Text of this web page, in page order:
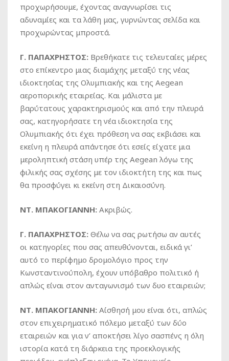
προχωρήσουμε, έχοντας αναγνωρίσει τις
αδυναμίες και τα λάθη μας, γυρνώντας σελίδα και
προχωρώντας μπροστά.
Γ. ΠΑΠΑΧΡΗΣΤΟΣ: Βρεθήκατε τις τελευταίες μέρες
στο επίκεντρο μιας διαμάχης μεταξύ της νέας
ιδιοκτησίας της Ολυμπιακής και της Αegean
αεροπορικής εταιρείας. Και μάλιστα με
βαρύτατους χαρακτηρισμούς και από την πλευρά
σας, κατηγορήσατε τη νέα ιδιοκτησία της
Ολυμπιακής ότι έχει πρόθεση να σας εκβιάσει και
εκείνη η πλευρά απάντησε ότι εσείς είχατε μια
μεροληπτική στάση υπέρ της Aegean λόγω της
φιλικής σας σχέσης με τον ιδιοκτήτη της και πως
θα προσφύγει κι εκείνη στη Δικαιοσύνη.
ΝΤ. ΜΠΑΚΟΓΙΑΝΝΗ: Ακριβώς.
Γ. ΠΑΠΑΧΡΗΣΤΟΣ: Θέλω να σας ρωτήσω αν αυτές
οι κατηγορίες που σας απευθύνονται, ειδικά γι’
αυτό το περίφημο δρομολόγιο προς την
Κωνσταντινούπολη, έχουν υπόβαθρο πολιτικό ή
απλώς είναι στον ανταγωνισμό των δυο εταιρειών;
ΝΤ. ΜΠΑΚΟΓΙΑΝΝΗ: Αίσθησή μου είναι ότι, απλώς
στον επιχειρηματικό πόλεμο μεταξύ των δύο
εταιρειών και για ν’ αποκτήσει λίγο σασπένς η όλη
ιστορία κατά τη διάρκεια της προεκλογικής